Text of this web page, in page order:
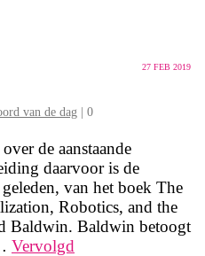
27 FEB 2019
van de dag 0
de aanstaande
daarvoor is de
van het boek The
Robotics, and the
Baldwin. Baldwin betoogt
Vervolgd